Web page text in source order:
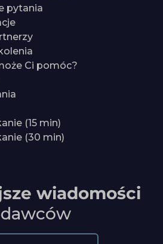
pytania
Ci pomóc?
(15 min)
(30 min)
wiadomości